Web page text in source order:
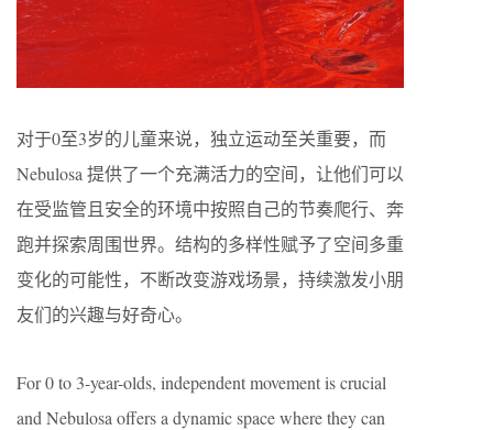
对于0至3岁的儿童来说，独立运动至关重要，而
Nebulosa 提供了一个充满活力的空间，让他们可以
在受监管且安全的环境中按照自己的节奏爬行、奔
跑并探索周围世界。结构的多样性赋予了空间多重
变化的可能性，不断改变游戏场景，持续激发小朋
友们的兴趣与好奇心。
For 0 to 3-year-olds, independent movement is crucial
and Nebulosa offers a dynamic space where they can